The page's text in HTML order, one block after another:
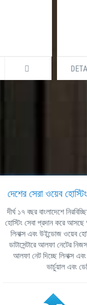
দেশের সেরা ওয়েব
দীর্ঘ ১৭ বছর বাংলাদেশে
হোস্টিং সেবা প্রদান করে
লিনাক্স এবং উইন্ডোজ ওয়েব
ডাটাসেন্টারে আলফা নেটের
আলফা নেট দিচ্ছে লিনাক্স
ভার্চুয়াল এবং